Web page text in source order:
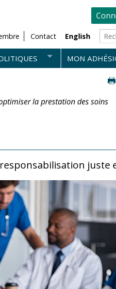
Contact English
MON
la prestation des soins
juste